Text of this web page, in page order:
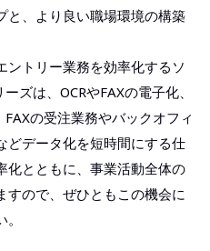
と、より良い職場環境の構築
ントリー業務を効率化するソ
ズは、OCRやFAXの電子化、
の受注業務やバックオフィ
どデータ化を短時間にする仕
化とともに、事業活動全体の
すので、ぜひともこの機会に